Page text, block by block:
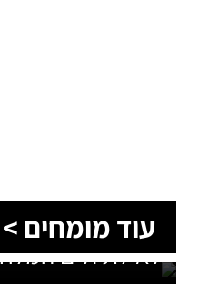
עוד מומחים >
נסיעה קבוצתית
לאילת ולים